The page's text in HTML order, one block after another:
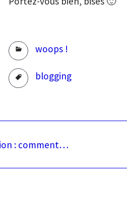
Rubriqueswoops !
Tags blogging
: comment…